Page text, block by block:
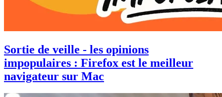
Sortie de veille - les opinions
impopulaires : Firefox est le meilleur
navigateur sur Mac